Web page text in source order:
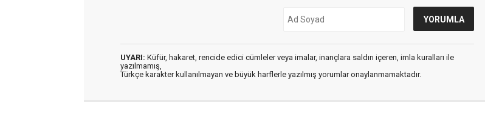
UYARI: Küfür, hakaret, rencide edici cümleler veya imalar, inançlara saldırı içeren, imla kuralları ile
yazılmamış,
Türkçe karakter kullanılmayan ve büyük harflerle yazılmış yorumlar onaylanmamaktadır.